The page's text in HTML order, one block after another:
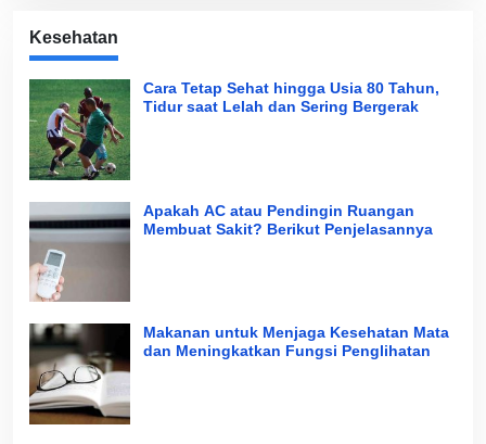
Kesehatan
Cara Tetap Sehat hingga Usia 80 Tahun,
Tidur saat Lelah dan Sering Bergerak
Apakah AC atau Pendingin Ruangan
Membuat Sakit? Berikut Penjelasannya
Makanan untuk Menjaga Kesehatan Mata
dan Meningkatkan Fungsi Penglihatan